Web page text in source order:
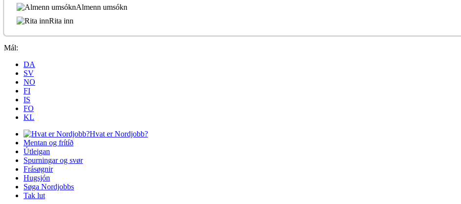
Almenn umsókn
Rita inn
Mál:
DA
SV
NO
FI
IS
FO
KL
Hvat er Nordjobb?
Mentan og frítíð
Útleigan
Spurningar og svør
Frásøgnir
Hugsjón
Søga Nordjobbs
Tak lut